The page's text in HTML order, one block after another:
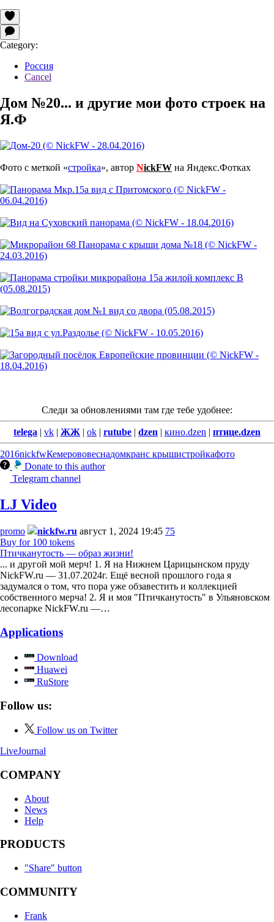
Category:
Россия
Cancel
Дом №20... и другие мои фото строек на
Я.Ф
Фото с меткой «стройка», автор NickFW на Яндекс.Фотках
Следи за обновлениями там где тебе удобнее:
telega | vk | ЖЖ | ok | rutube | dzen | кино.dzen | птице.dzen
2016nickfwКемерововеснадомкранс крышистройкафото
Donate to this author
Telegram channel
LJ Video
promo nickfw.ru август 1, 2024 19:45 75
Buy for 100 tokens
Птичканутость — образ жизни!
... и другой мой мерч! 1. Я на Нижнем Царицынском пруду
NickFW.ru — 31.07.2024г. Ещё весной прошлого года я
задумался о том, что пора уже обзавестить и коллекцией
собственного мерча! 2. Я и моя "Птичканутость" в Ульяновском
лесопарке NickFW.ru —…
Applications
Download
Huawei
RuStore
Follow us:
Follow us on Twitter
LiveJournal
COMPANY
About
News
Help
PRODUCTS
"Share" button
COMMUNITY
Frank